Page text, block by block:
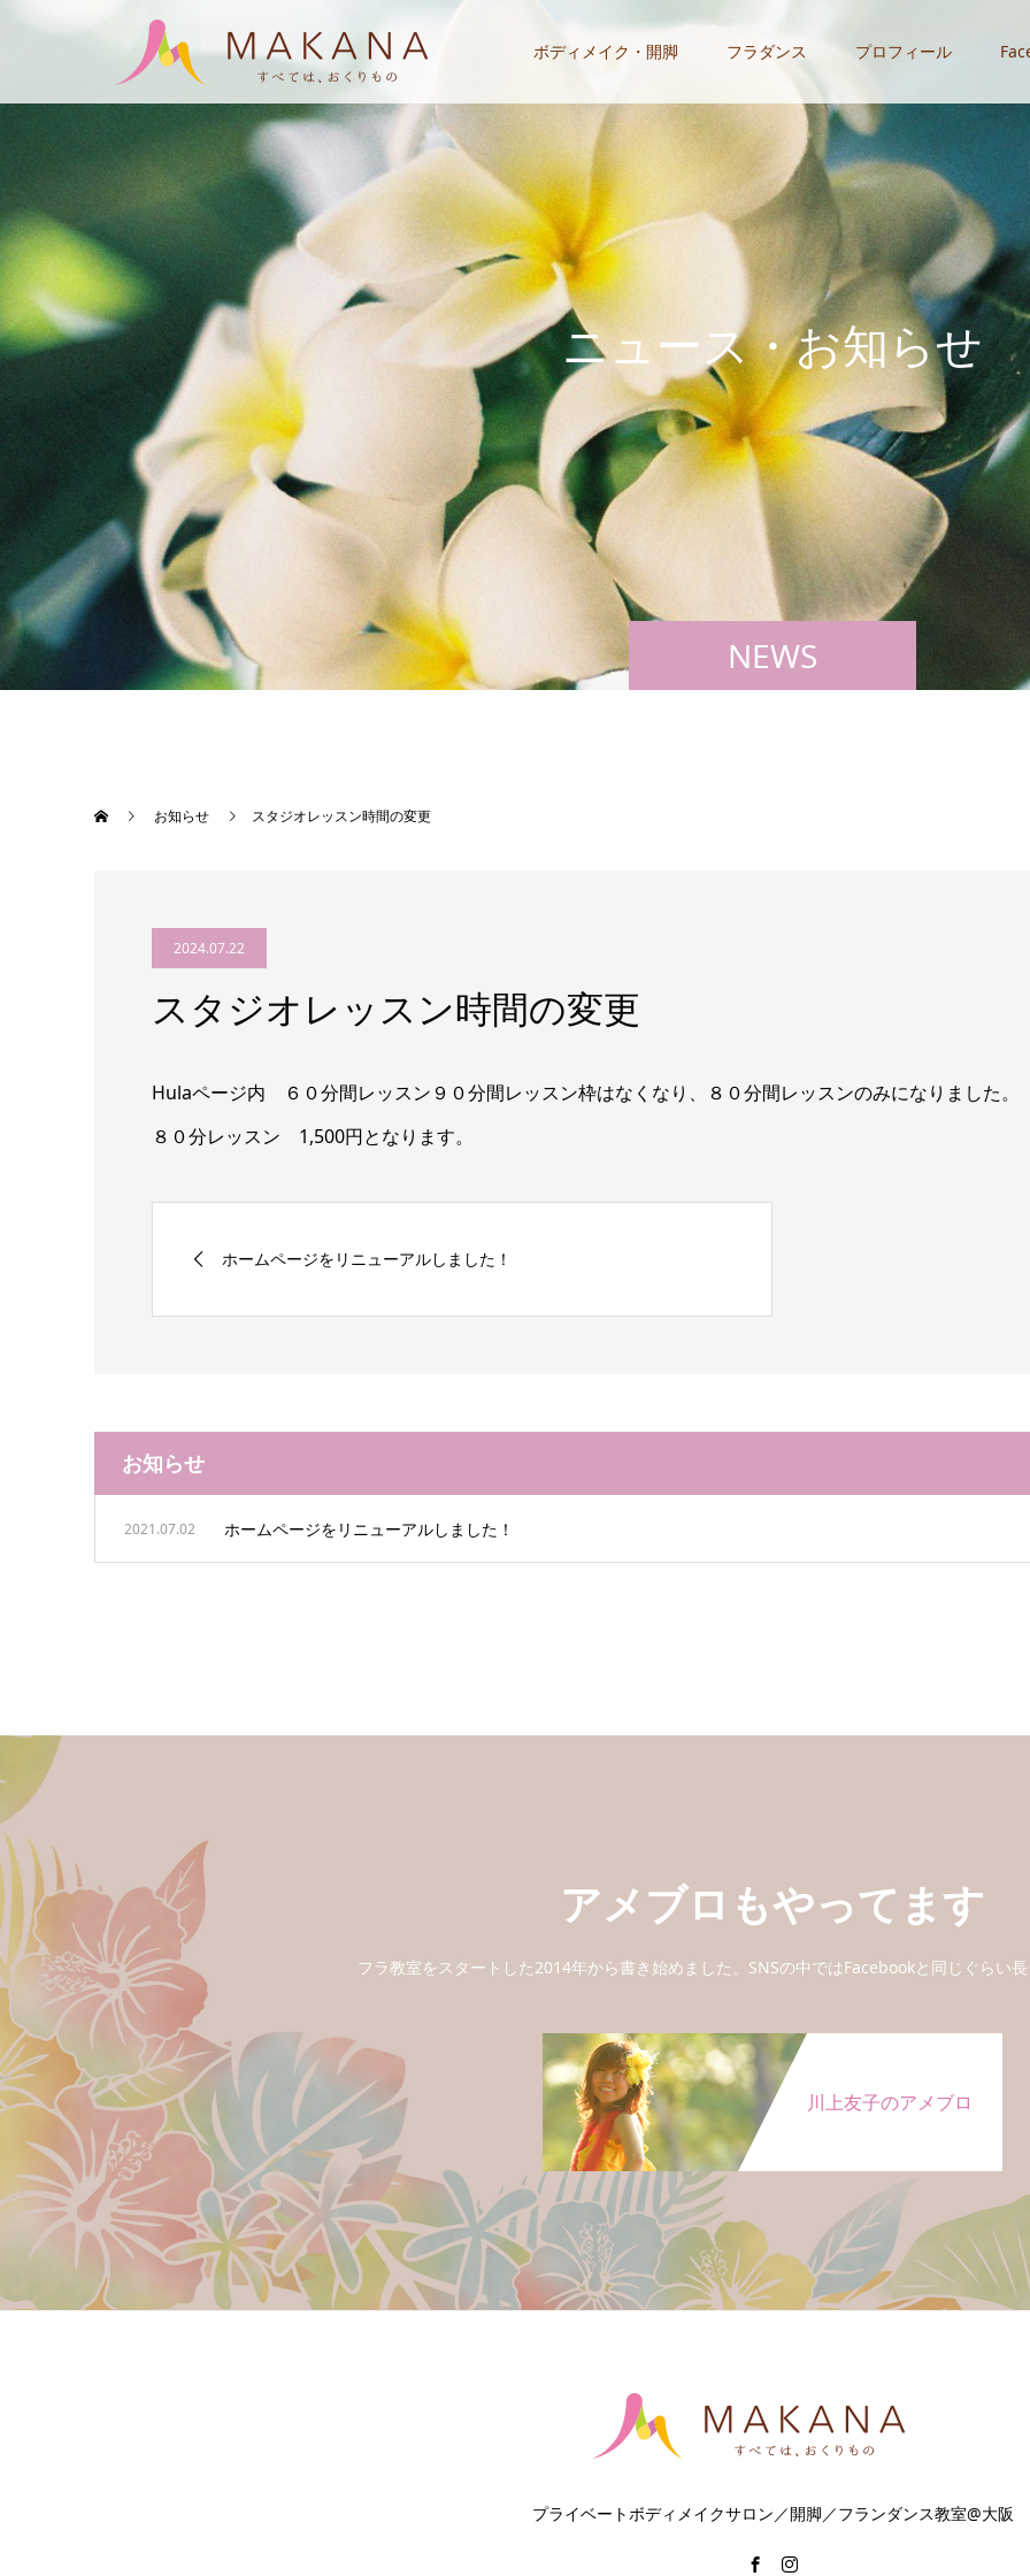
ボディメイク・開脚 フラダンス プロフィール
NEWS
ニュース・お知らせ
お知らせ スタジオレッスン時間の変更
2024.07.22
スタジオレッスン時間の変更
Hulaページ内 ６０分間レッスン９０分間レッスン枠はなくなり、８０分間レッスンのみになりました。
８０分レッスン 1,500円となります。
ホームページをリニューアルしました！
お知らせ
2021.07.02 ホームページをリニューアルしました！
アメブロもやってます
フラ教室をスタートした2014年から書き始めました。SNSの中ではFacebookと同じぐらい長
川上友子のアメブロ
プライベートボディメイクサロン／開脚／フランダンス教室@大阪